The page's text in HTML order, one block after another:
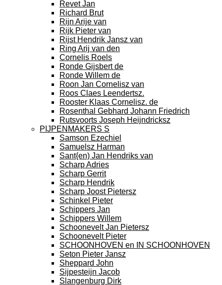
Revet Jan
Richard Brut
Rijn Arije van
Rijk Pieter van
Rijst Hendrik Jansz van
Ring Arij van den
Cornelis Roels
Ronde Gijsbert de
Ronde Willem de
Roon Jan Cornelisz van
Roos Claes Leendertsz.
Rooster Klaas Cornelisz. de
Rosenthal Gebhard Johann Friedrich
Rutsvoorts Joseph Heijndricksz
PIJPENMAKERS S
Samson Ezechiel
Samuelsz Harman
Sant{en) Jan Hendriks van
Scharp Adries
Scharp Gerrit
Scharp Hendrik
Scharp Joost Pietersz
Schinkel Pieter
Schippers Jan
Schippers Willem
Schoonevelt Jan Pietersz
Schoonevelt Pieter
SCHOONHOVEN en IN SCHOONHOVEN
Seton Pieter Jansz
Sheppard John
Sijpesteijn Jacob
Slangenburg Dirk